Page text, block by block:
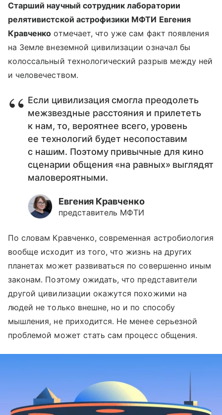
Старший научный сотрудник лаборатории
релятивистской астрофизики МФТИ Евгения
Кравченко отмечает, что уже сам факт появления
на Земле внеземной цивилизации означал бы
колоссальный технологический разрыв между ней
и человечеством.
Если цивилизация смогла преодолеть
межзвездные расстояния и прилететь
к нам, то, вероятнее всего, уровень
ее технологий будет несопоставим
с нашим. Поэтому привычные для кино
сценарии общения «на равных» выглядят
маловероятными.
Евгения Кравченко
представитель МФТИ
По словам Кравченко, современная астробиология
вообще исходит из того, что жизнь на других
планетах может развиваться по совершенно иным
законам. Поэтому ожидать, что представители
другой цивилизации окажутся похожими на
людей не только внешне, но и по способу
мышления, не приходится. Не менее серьезной
проблемой может стать сам процесс общения.